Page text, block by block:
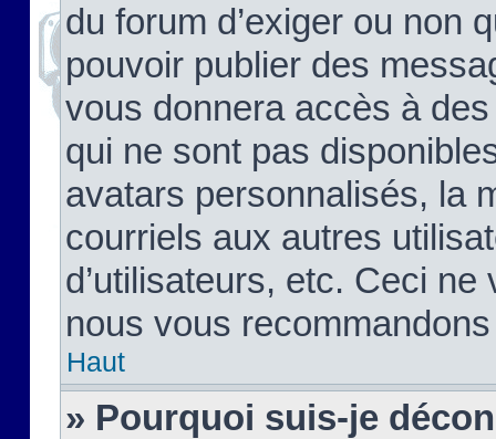
du forum d’exiger ou non
pouvoir publier des
vous donnera accès à
qui ne sont pas
avatars personnalisés, la
courriels aux autres
d’utilisateurs, etc. Ceci
nous vous
Haut
» Pourquoi suis-je